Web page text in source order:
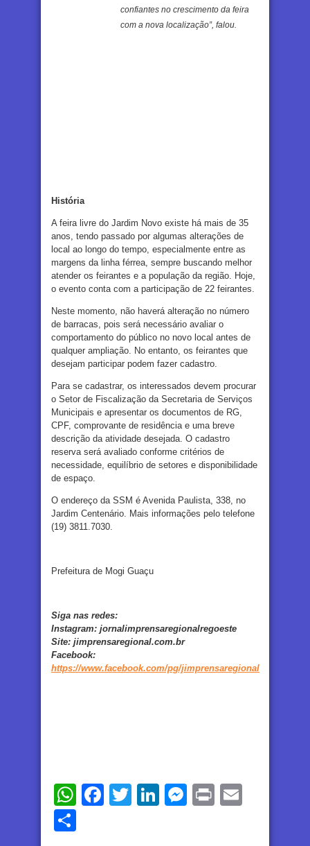
confiantes no crescimento da feira
com a nova localização”, falou.
História
A feira livre do Jardim Novo existe há mais de 35
anos, tendo passado por algumas alterações de
local ao longo do tempo, especialmente entre as
margens da linha férrea, sempre buscando melhor
atender os feirantes e a população da região. Hoje,
o evento conta com a participação de 22 feirantes.
Neste momento, não haverá alteração no número
de barracas, pois será necessário avaliar o
comportamento do público no novo local antes de
qualquer ampliação. No entanto, os feirantes que
desejam participar podem fazer cadastro.
Para se cadastrar, os interessados devem procurar
o Setor de Fiscalização da Secretaria de Serviços
Municipais e apresentar os documentos de RG,
CPF, comprovante de residência e uma breve
descrição da atividade desejada. O cadastro
reserva será avaliado conforme critérios de
necessidade, equilíbrio de setores e disponibilidade
de espaço.
O endereço da SSM é Avenida Paulista, 338, no
Jardim Centenário. Mais informações pelo telefone
(19) 3811.7030.
Prefeitura de Mogi Guaçu
Siga nas redes:
Instagram: jornalimprensaregionalregoeste
Site: jimprensaregional.com.br
Facebook:
https://www.facebook.com/pg/jimprensaregional
WhatsApp
Facebook
TwitterLinkedIn
Messenger
Print